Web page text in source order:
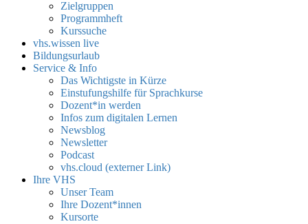
Zielgruppen
Programmheft
Kurssuche
vhs.wissen live
Bildungsurlaub
Service & Info
Das Wichtigste in Kürze
Einstufungshilfe für Sprachkurse
Dozent*in werden
Infos zum digitalen Lernen
Newsblog
Newsletter
Podcast
vhs.cloud (externer Link)
Ihre VHS
Unser Team
Ihre Dozent*innen
Kursorte